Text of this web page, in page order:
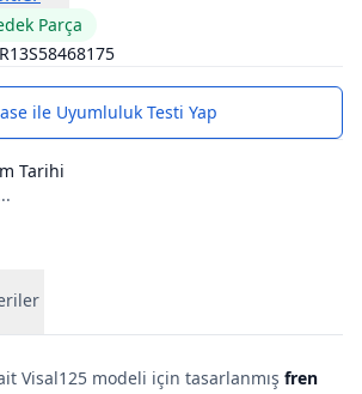
Parça
ile Uyumluluk Testi Yap
Tarihi
Visal125 modeli için tasarlanmış fren